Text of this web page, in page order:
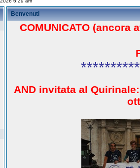
Benvenuti
COMUNICATO (ancora
AND invitata al